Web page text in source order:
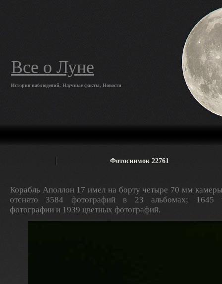
Все о Луне
История наблюдений, Научные факты, Новости
Фотоснимок 22761
Корабль Аполлон 17 имел на борту четыре 70 мм
отснято 3584 фотографий в 23 альбомах; 1645
фотографии и 1939 цветных фотографий.